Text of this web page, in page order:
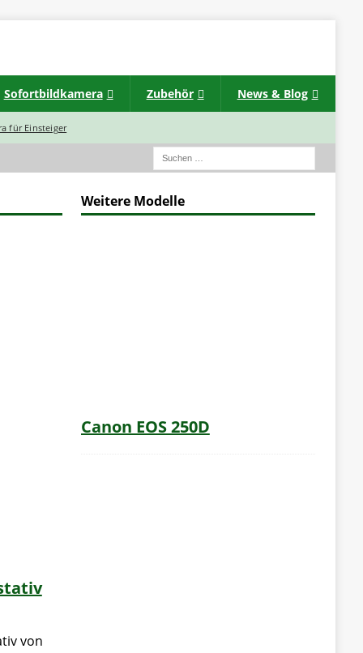
Sofortbildkamera Zubehör News & Blog
für Einsteiger
von
Weitere Modelle
Canon EOS 250D